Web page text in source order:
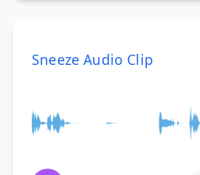
Sneeze Audio Clip